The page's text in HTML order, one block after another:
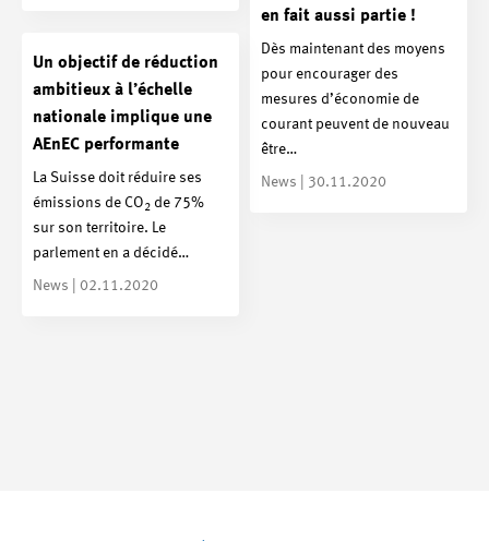
en fait aussi partie !
Dès maintenant des moyens
pour encourager des
mesures d’économie de
courant peuvent de nouveau
être…
News | 30.11.2020
Un objectif de réduction
ambitieux à l’échelle
nationale implique une
AEnEC performante
La Suisse doit réduire ses
émissions de CO 2 de 75%
sur son territoire. Le
parlement en a décidé…
News | 02.11.2020